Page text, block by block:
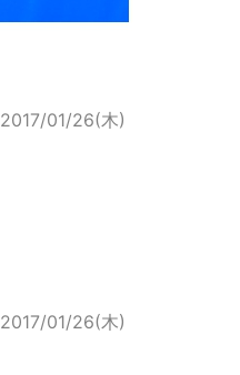
2017/01/26(木)
2017/01/26(木)